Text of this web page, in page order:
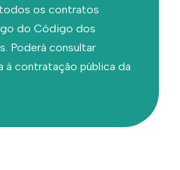
os contratos
do Código dos
Poderá consultar
à contratação pública da